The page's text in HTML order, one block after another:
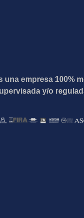
una empresa 100%
y/o